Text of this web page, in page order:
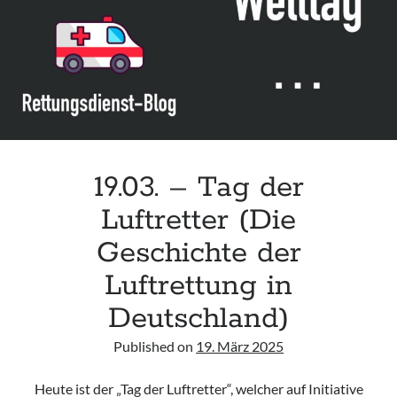
Leitlinie „Bauchschmerz bei Kindern und Jugendlichen – Bildgebende
Diagnostik“ der GPR
Leitlinie „Erbrechen im Kindes- und Jugendalter – Bildgebende
Diagnostik“ der GPR
Leitlinie „Kopfschmerzen bei Kindern und Jugendlichen – Bildgebende
Diagnostik“ der GPR
19.03. – Tag der
Luftretter (Die
Geschichte der
Luftrettung in
Deutschland)
Published on 19. März 2025
Heute ist der „Tag der Luftretter“, welcher auf Initiative